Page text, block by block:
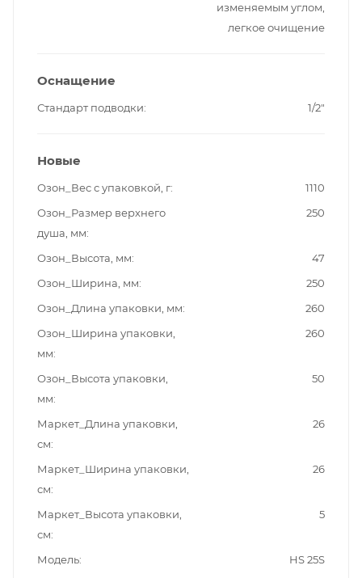
изменяемым углом,
легкое очищение
Оснащение
Стандарт подводки 1/2"
Новые
Озон_Вес с упаковкой, г
1110
Озон_Размер верхнего
душа, мм
250
Озон_Высота, мм
47
Озон_Ширина, мм
250
Озон_Длина упаковки, мм
260
Озон_Ширина упаковки,
мм
260
Озон_Высота упаковки,
мм
50
Маркет_Длина упаковки,
см
26
Маркет_Ширина упаковки,
см
26
Маркет_Высота упаковки,
см
5
Модель HS 25S